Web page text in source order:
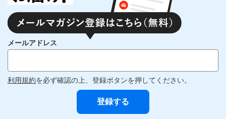
メールアドレス
利用規約を必ず確認の上、登録ボタンを押してください。